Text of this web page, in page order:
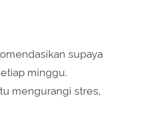
supaya
minggu.
mengurangi stres,